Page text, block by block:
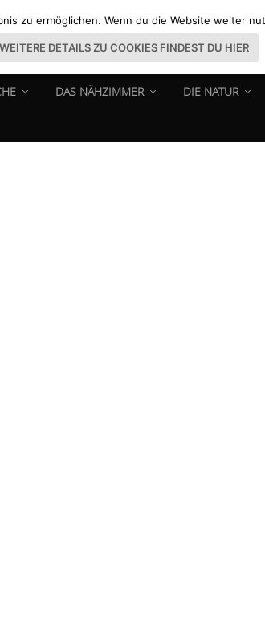
DAS NÄHZIMMER DIE NATUR
zu ermöglichen. Wenn du die Website weiter
WEITERE DETAILS ZU COOKIES FINDEST DU HIER